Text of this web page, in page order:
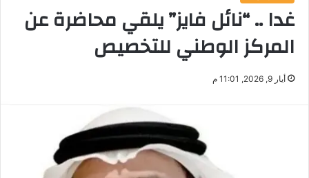
غدا .. “نائل فايز” يلقي محاضرة عن
المركز الوطني للتخصيص
أيار 9, 2026, 11:01 م